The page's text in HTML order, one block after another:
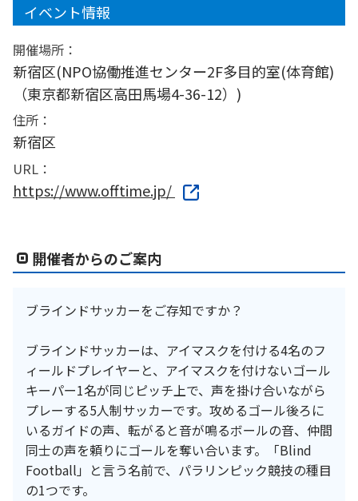
イベント情報
開催場所：
新宿区(NPO協働推進センター2F多目的室(体育館)
（東京都新宿区高田馬場4-36-12）)
住所：
新宿区
URL：
https://www.offtime.jp/
開催者からのご案内
ブラインドサッカーをご存知ですか？
ブラインドサッカーは、アイマスクを付ける4名のフ
ィールドプレイヤーと、アイマスクを付けないゴール
キーパー1名が同じピッチ上で、声を掛け合いながら
プレーする5人制サッカーです。攻めるゴール後ろに
いるガイドの声、転がると音が鳴るボールの音、仲間
同士の声を頼りにゴールを奪い合います。「Blind
Football」と言う名前で、パラリンピック競技の種目
の1つです。